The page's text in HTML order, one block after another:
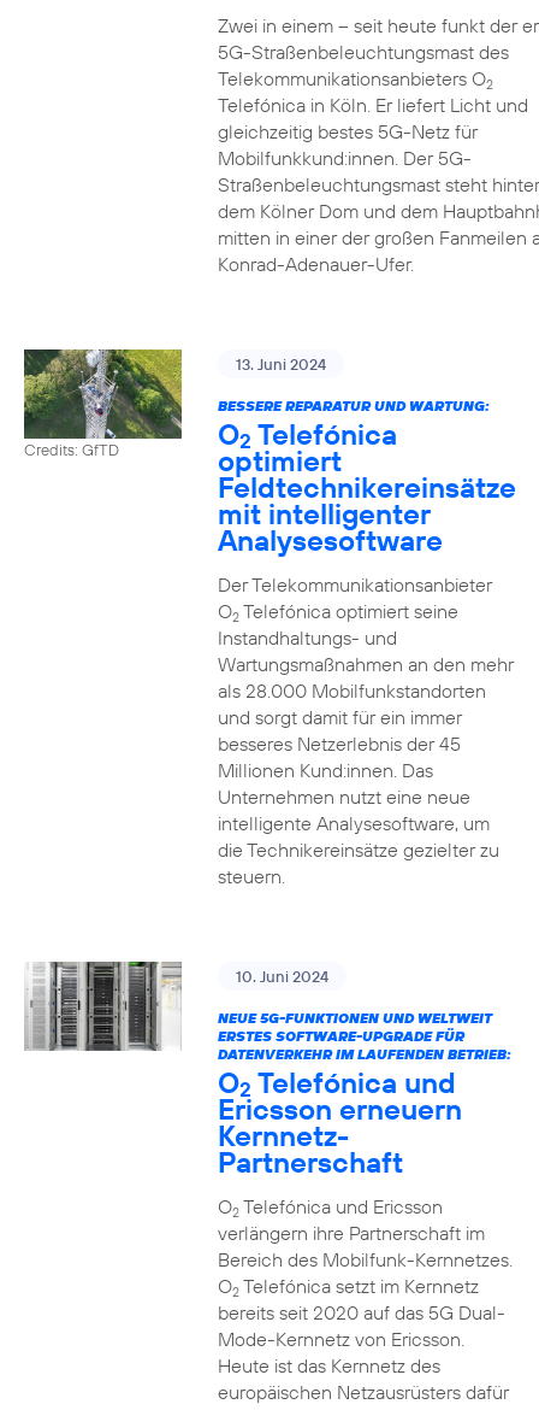
Zwei in einem – seit heute funkt der
5G-Straßenbeleuchtungsmast des
Telekommunikationsanbieters O2
Telefónica in Köln. Er liefert Licht und
gleichzeitig bestes 5G-Netz für
Mobilfunkkund:innen. Der 5G-
Straßenbeleuchtungsmast steht hinter
dem Kölner Dom und dem
mitten in einer der großen Fanmeilen
Konrad-Adenauer-Ufer.
Credits: GfTD
13. Juni 2024
BESSERE REPARATUR UND WARTUNG:
O2 Telefónica
optimiert
Feldtechnikereinsätze
mit intelligenter
Analysesoftware
Der Telekommunikationsanbieter
O2Telefónica optimiert seine
Instandhaltungs- und
Wartungsmaßnahmen an den mehr
als 28.000 Mobilfunkstandorten
und sorgt damit für ein immer
besseres Netzerlebnis der 45
Millionen Kund:innen. Das
Unternehmen nutzt eine neue
intelligente Analysesoftware, um
die Technikereinsätze gezielter zu
steuern.
10. Juni 2024
NEUE 5G-FUNKTIONEN UND WELTWEIT
ERSTES SOFTWARE-UPGRADE FÜR
DATENVERKEHR IM LAUFENDEN BETRIEB:
O2 Telefónica und
Ericsson erneuern
Kernnetz-
Partnerschaft
O2Telefónica und Ericsson
verlängern ihre Partnerschaft im
Bereich des Mobilfunk-Kernnetzes.
O2Telefónica setzt im Kernnetz
bereits seit 2020 auf das 5G Dual-
Mode-Kernnetz von Ericsson.
Heute ist das Kernnetz des
europäischen Netzausrüsters dafür